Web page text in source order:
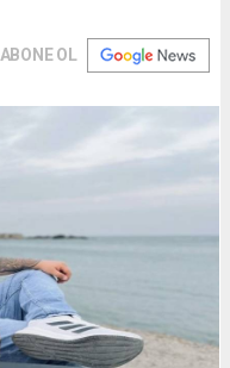
ABONE OL